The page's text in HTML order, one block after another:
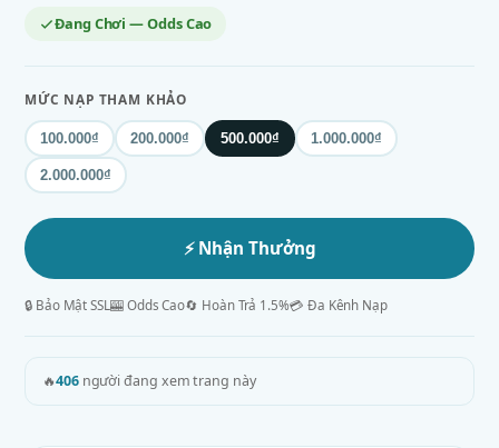
Đang Chơi — Odds Cao
MỨC NẠP THAM KHẢO
100.000₫ 200.000₫ 500.000₫ 1.000.000₫
2.000.000₫
⚡ Nhận Thưởng
🔒 Bảo Mật SSL🎰 Odds Cao🔄 Hoàn Trả 1.5%💳 Đa Kênh Nạp
🔥406người đang xem trang này